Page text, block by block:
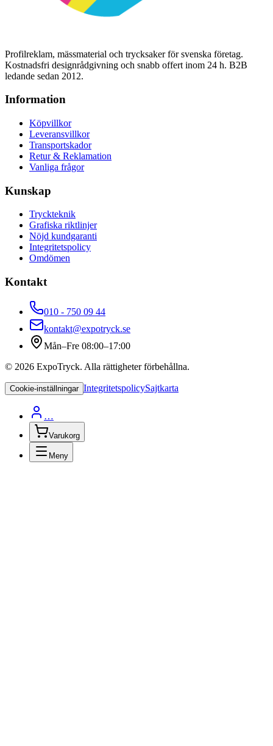
Profilreklam, mässmaterial och trycksaker för svenska företag.
Kostnadsfri designrådgivning och snabb offert inom 24 h. B2B
ledande sedan 2012.
Information
Köpvillkor
Leveransvillkor
Transportskador
Retur & Reklamation
Vanliga frågor
Kunskap
Tryckteknik
Grafiska riktlinjer
Nöjd kundgaranti
Integritetspolicy
Omdömen
Kontakt
010 - 750 09 44
kontakt@expotryck.se
Mån–Fre 08:00–17:00
© 2026 ExpoTryck. Alla rättigheter förbehållna.
Cookie-inställningar IntegritetspolicySajtkarta
…
Varukorg
Meny